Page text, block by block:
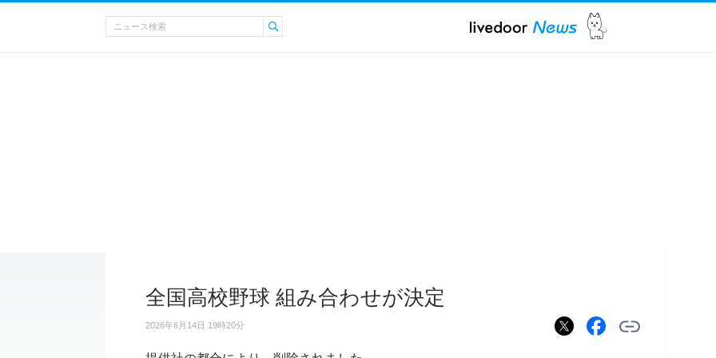
全国高校野球 組み合わせが決定
2026年6月14日 19時20分